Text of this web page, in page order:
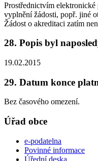
Prostřednictvím
vyplnění žádosti, popř. jiné
Žádost o akreditaci zatím
28. Popis byl
19.02.2015
29. Datum konce
Bez časového omezení.
Úřad obce
e-podatelna
Povinné informace
Úřední deska